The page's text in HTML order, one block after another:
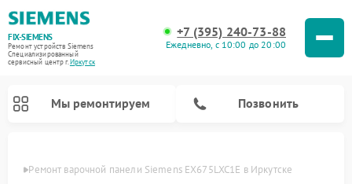
FIX-SIEMENS
Ремонт устройств Siemens
Специализированный
cервисный центр г.Иркутск
+7 (395) 240-73-88
Ежедневно, с 10:00 до 20:00
Мы ремонтируем Позвонить
Ремонт варочной панели Siemens EX675LXC1E в Иркутске